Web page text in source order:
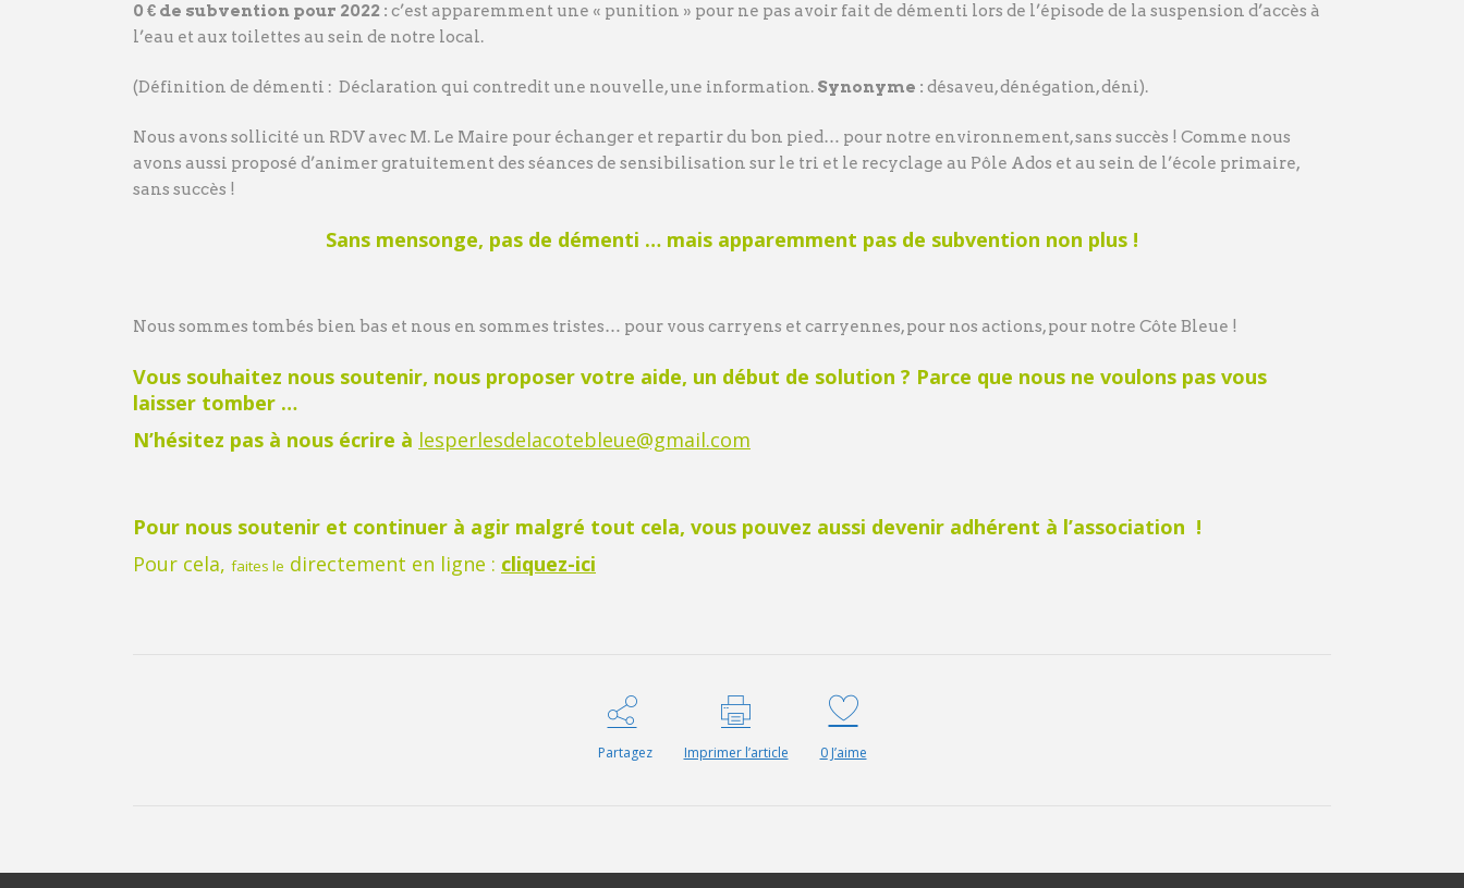
0 € de subvention pour 2022 : c’est apparemment une « punition » pour ne pas avoir fait de démenti lors de l’épisode de la suspension d’accès à
l’eau et aux toilettes au sein de notre local.
(Définition de démenti : Déclaration qui contredit une nouvelle, une information. Synonyme : désaveu, dénégation, déni).
Nous avons sollicité un RDV avec M. Le Maire pour échanger et repartir du bon pied… pour notre environnement, sans succès ! Comme nous
avons aussi proposé d’animer gratuitement des séances de sensibilisation sur le tri et le recyclage au Pôle Ados et au sein de l’école primaire,
sans succès !
Sans mensonge, pas de démenti … mais apparemment pas de subvention non plus !
Nous sommes tombés bien bas et nous en sommes tristes… pour vous carryens et carryennes, pour nos actions, pour notre Côte Bleue !
Vous souhaitez nous soutenir, nous proposer votre aide, un début de solution ? Parce que nous ne voulons pas vous
laisser tomber …
N’hésitez pas à nous écrire à lesperlesdelacotebleue@gmail.com
Pour nous soutenir et continuer à agir malgré tout cela, vous pouvez aussi devenir adhérent à l’association !
Pour cela, faites le directement en ligne : cliquez-ici
Partagez Imprimer l’article 0J’aime